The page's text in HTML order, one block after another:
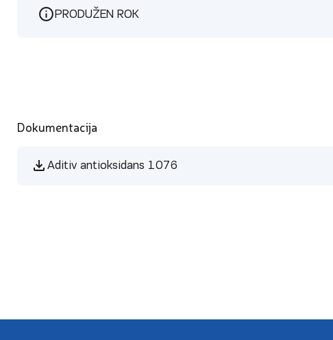
PRODUŽEN ROK
Dokumentacija
Aditiv antioksidans 1076